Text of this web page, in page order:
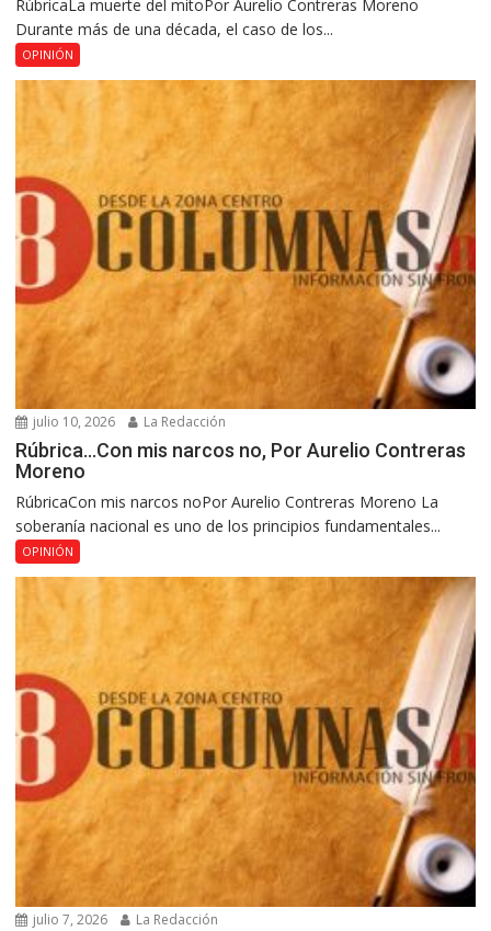
RúbricaLa muerte del mitoPor Aurelio Contreras Moreno
Durante más de una década, el caso de los...
OPINIÓN
julio 10, 2026 La Redacción
Rúbrica…Con mis narcos no, Por Aurelio Contreras
Moreno
RúbricaCon mis narcos noPor Aurelio Contreras Moreno La
soberanía nacional es uno de los principios fundamentales...
OPINIÓN
julio 7, 2026 La Redacción